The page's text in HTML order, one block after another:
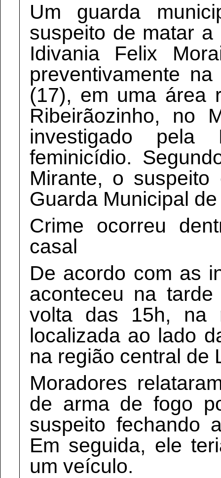
Um guarda
suspeito de matar
Idivania Felix
preventivamente
(17), em uma área
Ribeirãozinho, no
investigado pela
feminicídio.
Mirante, o
Guarda Municipal
Crime ocorreu
casal
De acordo com as
aconteceu na
volta das 15h, na
localizada ao lado
na região central de
Moradores
de arma de fogo
suspeito fechando
Em seguida, ele
um veículo.